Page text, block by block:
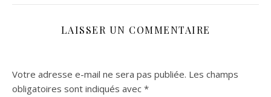
LAISSER UN COMMENTAIRE
Votre adresse e-mail ne sera pas publiée. Les champs
obligatoires sont indiqués avec *